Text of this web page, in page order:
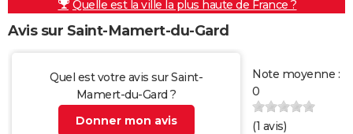
Quelle est la ville la plus haute de France ?
Avis sur Saint-Mamert-du-Gard
Quel est votre avis sur Saint-
Mamert-du-Gard ?
Donner mon avis
Note moyenne :
0
(1 avis)